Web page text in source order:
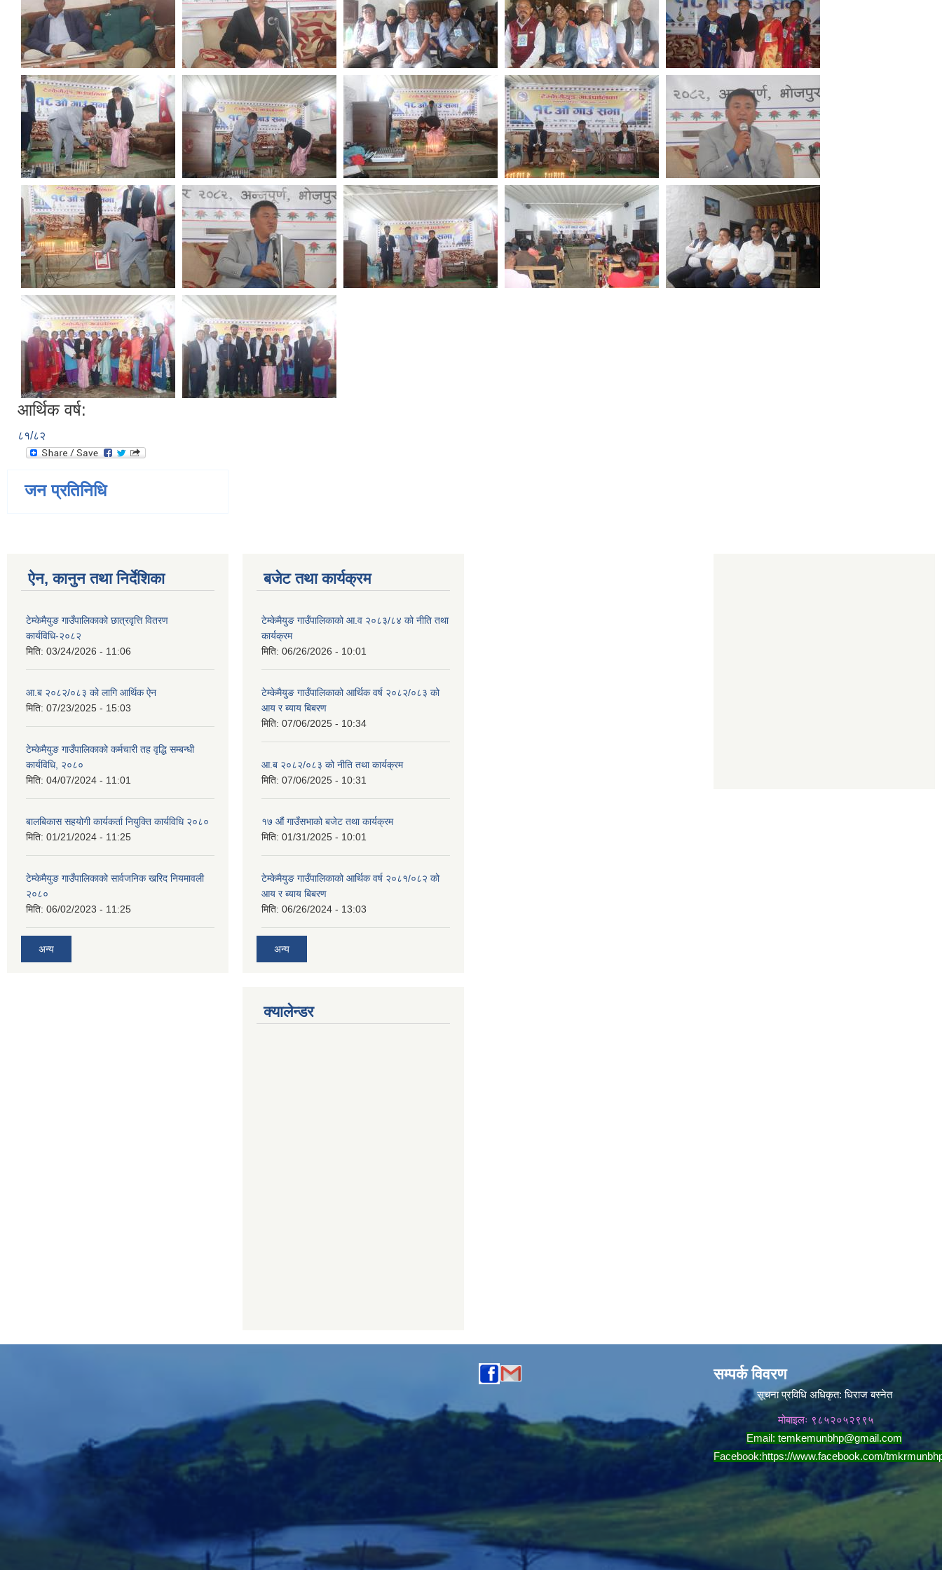
आर्थिक वर्ष:
८१/८२
जन प्रतिनिधि
ऐन, कानुन तथा निर्देशिका
टेम्केमैयुङ गाउँपालिकाको छात्रवृत्ति वितरण
कार्यविधि-२०८२
मिति: 03/24/2026 - 11:06
आ.ब २०८२/०८३ को लागि आर्थिक ऐन
मिति: 07/23/2025 - 15:03
टेम्केमैयुङ गाउँपालिकाको कर्मचारी तह वृद्धि सम्बन्धी
कार्यविधि, २०८०
मिति: 04/07/2024 - 11:01
बालबिकास सहयोगी कार्यकर्ता नियुक्ति कार्यविधि २०८०
मिति: 01/21/2024 - 11:25
टेम्केमैयुङ गाउँपालिकाको सार्वजनिक खरिद नियमावली
२०८०
मिति: 06/02/2023 - 11:25
अन्य
बजेट तथा कार्यक्रम
टेम्केमैयुङ गाउँपालिकाको आ.व २०८३/८४ को नीति तथा
कार्यक्रम
मिति: 06/26/2026 - 10:01
टेम्केमैयुङ गाउँपालिकाको आर्थिक वर्ष २०८२/०८३ को
आय र ब्याय बिबरण
मिति: 07/06/2025 - 10:34
आ.ब २०८२/०८३ को नीति तथा कार्यक्रम
मिति: 07/06/2025 - 10:31
१७ औं गाउँसभाको बजेट तथा कार्यक्रम
मिति: 01/31/2025 - 10:01
टेम्केमैयुङ गाउँपालिकाको आर्थिक वर्ष २०८१/०८२ को
आय र ब्याय बिबरण
मिति: 06/26/2024 - 13:03
अन्य
क्यालेन्डर
सम्पर्क विवरण
सूचना प्रविधि अधिकृत:धिराज बस्नेत
मोबाइलः ९८५२०५२९९५
Email: temkemunbhp@gmail.com
Facebook:https://www.facebook.com/